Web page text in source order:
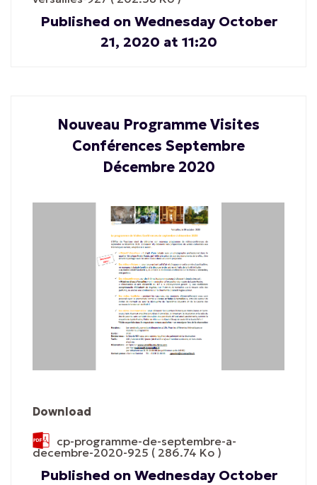
Published on Wednesday October
21, 2020 at 11:20
Nouveau Programme Visites
Conférences Septembre
Décembre 2020
Download
cp-programme-de-septembre-a-
decembre-2020-925 ( 286.74 Ko )
Published on Wednesday October